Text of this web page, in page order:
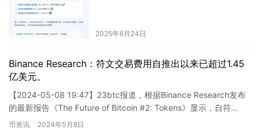
2025年6月24日
Binance Research：符文交易费用自推出以来已超过1.45
亿美元。
【2024-05-08 19:47】23btc报道，根据Binance Research发布
的最新报告《The Future of Bitcoin #2: Tokens》显示，自符…
币资讯 2024年5月8日